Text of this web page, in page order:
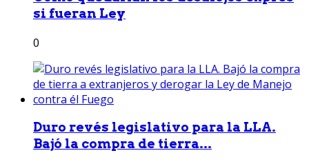
si fueran Ley
0
Duro revés legislativo para la LLA.
Bajó la compra de tierra...